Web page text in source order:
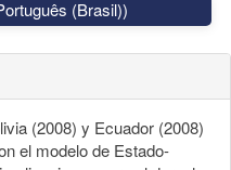
(Brasil))
(2008) y Ecuador (2008)
el modelo de Estado-